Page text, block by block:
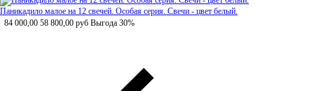
Паникадило малое на 12 свечей. Особая серия. Свечи - цвет белый.
84 000,00 58 800,00 руб Выгода 30%